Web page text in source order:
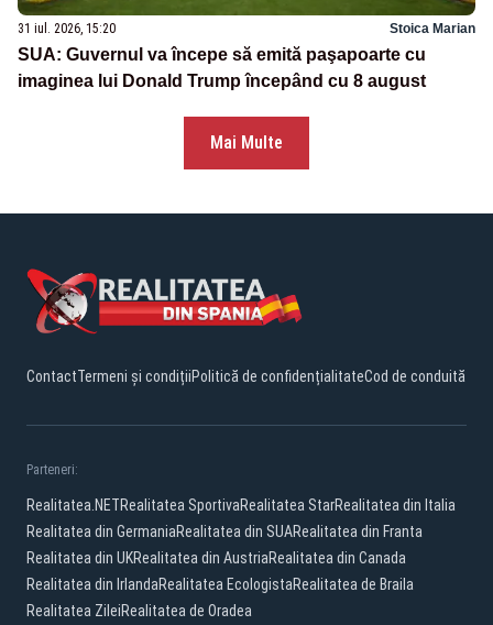
31 iul. 2026, 15:20 Stoica Marian
SUA: Guvernul va începe să emită paşapoarte cu
imaginea lui Donald Trump începând cu 8 august
Mai Multe
ContactTermeni și condițiiPolitică de confidențialitateCod de conduită
Parteneri:
Realitatea.NETRealitatea SportivaRealitatea StarRealitatea din Italia
Realitatea din GermaniaRealitatea din SUARealitatea din Franta
Realitatea din UKRealitatea din AustriaRealitatea din Canada
Realitatea din IrlandaRealitatea EcologistaRealitatea de Braila
Realitatea ZileiRealitatea de Oradea